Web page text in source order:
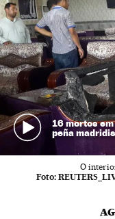
16 mortos
peña
O
Foto: